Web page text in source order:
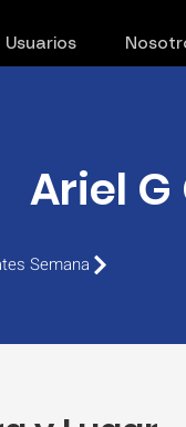
Usuarios
Ariel
Semana